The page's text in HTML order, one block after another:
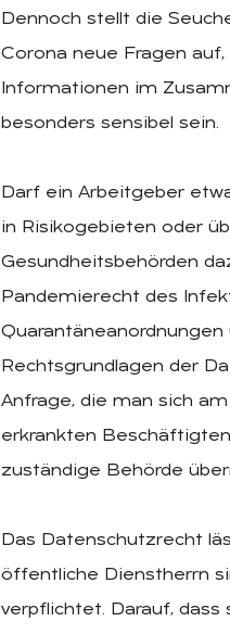
Dennoch stellt die
Corona neue Fragen
Informationen im
besonders sensibel sein.
Darf ein Arbeitgeber
in Risikogebieten oder
Gesundheitsbehörden
Pandemierecht des
Rechtsgrundlagen der
Anfrage, die man sich
erkrankten
zuständige Behörde
Das Datenschutzrecht
öffentliche Dienstherrn
verpflichtet. Darauf,